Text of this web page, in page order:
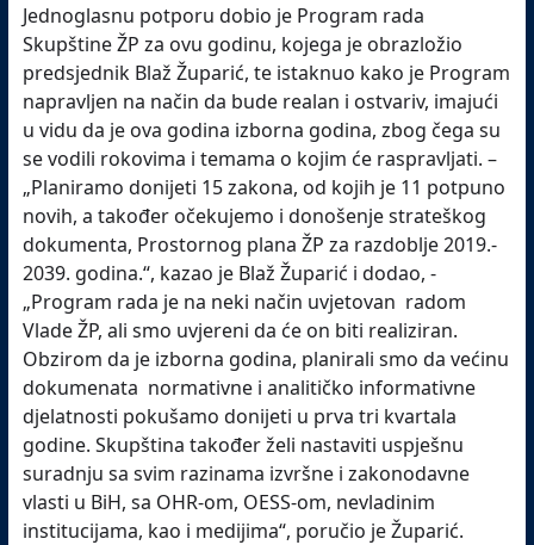
Jednoglasnu potporu dobio je Program rada
Skupštine ŽP za ovu godinu, kojega je obrazložio
predsjednik Blaž Župarić, te istaknuo kako je Program
napravljen na način da bude realan i ostvariv, imajući
u vidu da je ova godina izborna godina, zbog čega su
se vodili rokovima i temama o kojim će raspravljati. –
„Planiramo donijeti 15 zakona, od kojih je 11 potpuno
novih, a također očekujemo i donošenje strateškog
dokumenta, Prostornog plana ŽP za razdoblje 2019.-
2039. godina.“, kazao je Blaž Župarić i dodao, -
„Program rada je na neki način uvjetovan radom
Vlade ŽP, ali smo uvjereni da će on biti realiziran.
Obzirom da je izborna godina, planirali smo da većinu
dokumenata normativne i analitičko informativne
djelatnosti pokušamo donijeti u prva tri kvartala
godine. Skupština također želi nastaviti uspješnu
suradnju sa svim razinama izvršne i zakonodavne
vlasti u BiH, sa OHR-om, OESS-om, nevladinim
institucijama, kao i medijima“, poručio je Župarić.